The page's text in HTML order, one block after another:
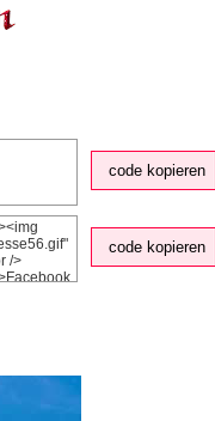
code kopieren
code kopieren